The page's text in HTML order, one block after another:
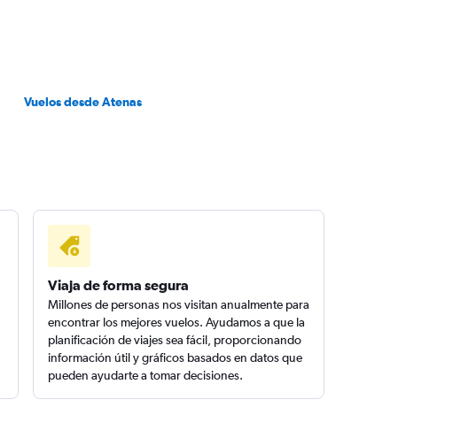
Vuelos desde Atenas
Viaja de forma segura
Millones de personas nos visitan anualmente para
encontrar los mejores vuelos. Ayudamos a que la
planificación de viajes sea fácil, proporcionando
información útil y gráficos basados en datos que
pueden ayudarte a tomar decisiones.